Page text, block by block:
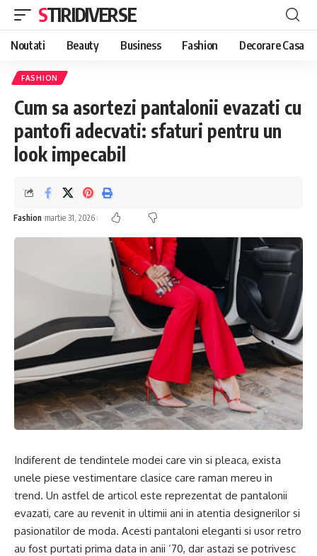
STIRIDIVERSE
Noutati Beauty Business Fashion Decorare Casa
FASHION
Cum sa asortezi pantalonii evazati cu
pantofi adecvati: sfaturi pentru un
look impecabil
Fashion martie 31, 2026
Indiferent de tendintele modei care vin si pleaca, exista
unele piese vestimentare clasice care raman mereu in
trend. Un astfel de articol este reprezentat de pantalonii
evazati, care au revenit in ultimii ani in atentia designerilor si
pasionatilor de moda. Acesti pantaloni eleganti si usor retro
au fost purtati prima data in anii ’70, dar astazi se potrivesc